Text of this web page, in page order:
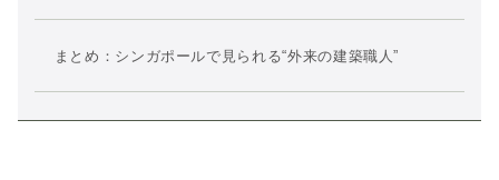
まとめ：シンガポールで見られる“外来の建築職人”